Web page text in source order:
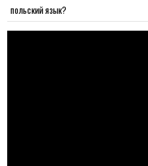
польский язык?